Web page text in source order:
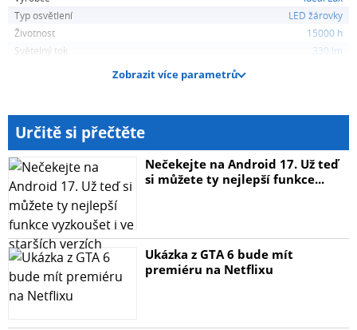
Typ osvětlení
LED žárovky
Životnost
15000 h
Světelný tok
330 lm
Zobrazit více parametrů
Určitě si přečtěte
Nečekejte na Android 17. Už teď
si můžete ty nejlepší funkce...
Ukázka z GTA 6 bude mít
premiéru na Netflixu